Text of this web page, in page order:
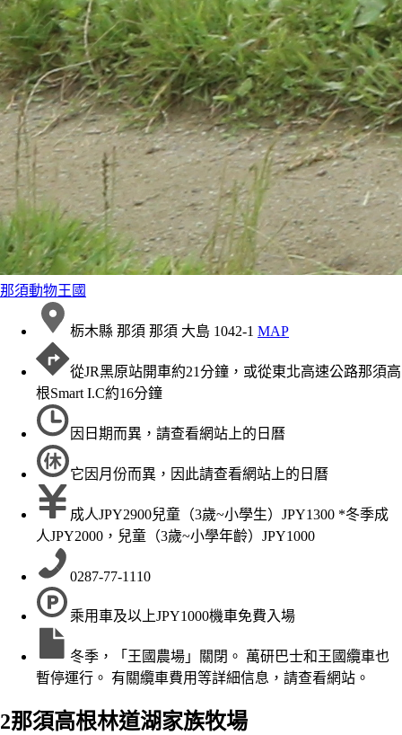
那須動物王國
栃木縣 那須 那須 大島 1042-1 MAP
從JR黑原站開車約21分鐘，或從東北高速公路那須高
根Smart I.C約16分鐘
因日期而異，請查看網站上的日曆
它因月份而異，因此請查看網站上的日曆
成人JPY2900兒童（3歲~小學生）JPY1300 *冬季成
人JPY2000，兒童（3歲~小學年齡）JPY1000
0287-77-1110
乘用車及以上JPY1000機車免費入場
冬季，「王國農場」關閉。 萬研巴士和王國纜車也
暫停運行。 有關纜車費用等詳細信息，請查看網站。
2那須高根林道湖家族牧場